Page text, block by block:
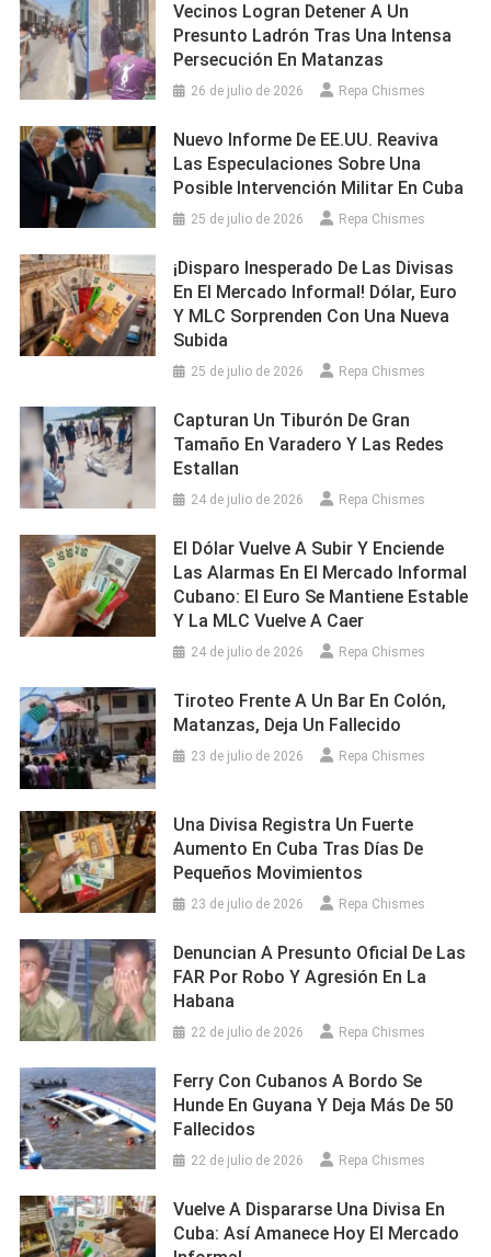
Vecinos Logran Detener A Un
Presunto Ladrón Tras Una Intensa
Persecución En Matanzas
26 de julio de 2026 Repa Chismes
Nuevo Informe De EE.UU. Reaviva
Las Especulaciones Sobre Una
Posible Intervención Militar En Cuba
25 de julio de 2026 Repa Chismes
¡Disparo Inesperado De Las Divisas
En El Mercado Informal! Dólar, Euro
Y MLC Sorprenden Con Una Nueva
Subida
25 de julio de 2026 Repa Chismes
Capturan Un Tiburón De Gran
Tamaño En Varadero Y Las Redes
Estallan
24 de julio de 2026 Repa Chismes
El Dólar Vuelve A Subir Y Enciende
Las Alarmas En El Mercado Informal
Cubano: El Euro Se Mantiene Estable
Y La MLC Vuelve A Caer
24 de julio de 2026 Repa Chismes
Tiroteo Frente A Un Bar En Colón,
Matanzas, Deja Un Fallecido
23 de julio de 2026 Repa Chismes
Una Divisa Registra Un Fuerte
Aumento En Cuba Tras Días De
Pequeños Movimientos
23 de julio de 2026 Repa Chismes
Denuncian A Presunto Oficial De Las
FAR Por Robo Y Agresión En La
Habana
22 de julio de 2026 Repa Chismes
Ferry Con Cubanos A Bordo Se
Hunde En Guyana Y Deja Más De 50
Fallecidos
22 de julio de 2026 Repa Chismes
Vuelve A Dispararse Una Divisa En
Cuba: Así Amanece Hoy El Mercado